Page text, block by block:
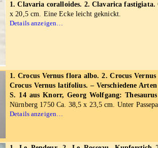
1. Clavaria coralloides. 2. Clavarica
x 20,5 cm. Eine Ecke leicht geknickt.
Details anzeigen…
1. Crocus Vernus flora albo. 2. Crocus
Crocus Vernus latifolius. – Verschiedene
S. 14 aus Knorr, Georg Wolfgang:
Nürnberg 1750 Ca. 38,5 x 23,5 cm. Unter
Details anzeigen…